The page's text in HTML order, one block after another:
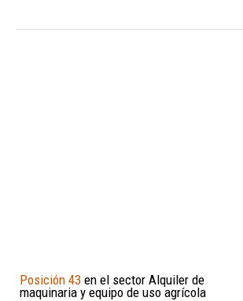
Posición 43 en el sector Alquiler de
maquinaria y equipo de uso agrícola